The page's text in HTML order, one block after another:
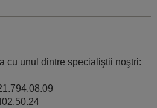
cu unul dintre specialiştii noştri: